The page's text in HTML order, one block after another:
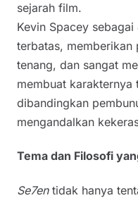
sejarah film.
Kevin Spacey
terbatas, memberikan
tenang, dan sangat
membuat karakternya
dibandingkan
mengandalkan
Tema dan Filosofi
Se7entidak hanya